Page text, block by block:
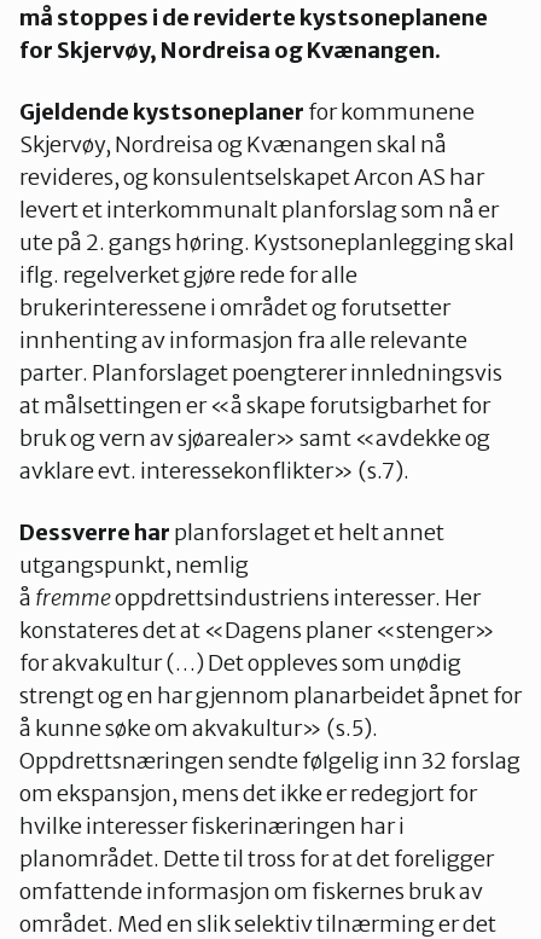
må stoppes i de reviderte kystsoneplanene
for Skjervøy, Nordreisa og Kvænangen.
Gjeldende kystsoneplaner for kommunene
Skjervøy, Nordreisa og Kvænangen skal nå
revideres, og konsulentselskapet Arcon AS har
levert et interkommunalt planforslag som nå er
ute på 2. gangs høring. Kystsoneplanlegging skal
iflg. regelverket gjøre rede for alle
brukerinteressene i området og forutsetter
innhenting av informasjon fra alle relevante
parter. Planforslaget poengterer innledningsvis
at målsettingen er «å skape forutsigbarhet for
bruk og vern av sjøarealer» samt «avdekke og
avklare evt. interessekonflikter» (s.7).
Dessverre har planforslaget et helt annet
utgangspunkt, nemlig
å fremmeoppdrettsindustriens interesser. Her
konstateres det at «Dagens planer «stenger»
for akvakultur (…) Det oppleves som unødig
strengt og en har gjennom planarbeidet åpnet for
å kunne søke om akvakultur» (s.5).
Oppdrettsnæringen sendte følgelig inn 32 forslag
om ekspansjon, mens det ikke er redegjort for
hvilke interesser fiskerinæringen har i
planområdet. Dette til tross for at det foreligger
omfattende informasjon om fiskernes bruk av
området. Med en slik selektiv tilnærming er det